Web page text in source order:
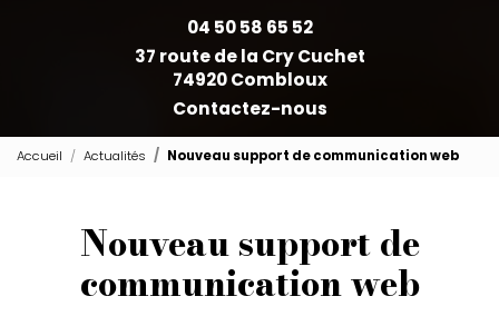
04 50 58 65 52
37 route de la Cry Cuchet
74920 Combloux
Contactez-nous
Accueil Actualités Nouveau support de communication web
Nouveau support de
communication web